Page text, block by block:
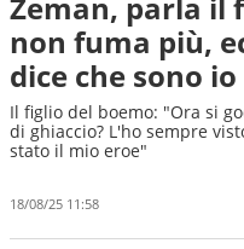
non fuma più,
dice che sono
Il figlio del boemo: "Ora si
di ghiaccio? L'ho sempre
stato il mio eroe"
18/08/25 11:58